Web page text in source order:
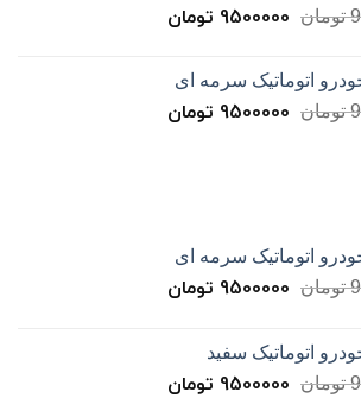
تومان 9500000 تومان
اتوماتیک سرمه ای
تومان 9500000 تومان
اتوماتیک سرمه ای
تومان 9500000 تومان
اتوماتیک سفید
تومان 9500000 تومان